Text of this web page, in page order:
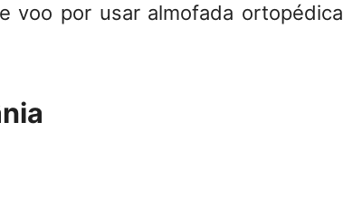
voo por usar almofada ortopédica